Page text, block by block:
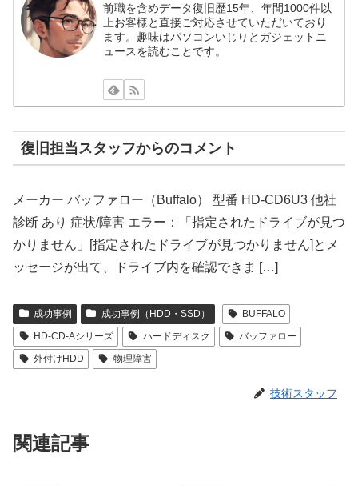
前職を含めデータ復旧歴15年、年間1000件以
上お客様と直接ご対応させていただいており
ます。趣味はパソコンいじりとガジェットニ
ュースを読むことです。
復旧担当スタッフからのコメント
メーカー バッファロー（Buffalo） 型番 HD-CD6U3 他社
診断 あり 症状/障害 エラー：「指定されたドライブが見つ
かりません」[指定されたドライブが見つかりません]とメ
ッセージが出て、ドライブ内を確認できま […]
成功事例 成功事例（HDD・SSD）
BUFFALO
HD-CD-Aシリーズ
ハードディスク
バッファロー
外付けHDD
物理障害
技術スタッフ
関連記事